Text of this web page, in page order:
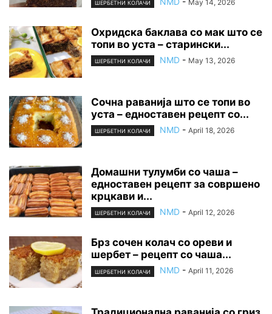
ШЕРБЕТНИ КОЛАЧИ May 14, 2026
Охридска баклава со мак што се
топи во уста – старински...
ШЕРБЕТНИ КОЛАЧИ NMD - May 13, 2026
Сочна раванија што се топи во
уста – едноставен рецепт со...
ШЕРБЕТНИ КОЛАЧИ NMD - April 18, 2026
Домашни тулумби со чаша –
едноставен рецепт за совршено
крцкави и...
ШЕРБЕТНИ КОЛАЧИ NMD - April 12, 2026
Брз сочен колач со ореви и
шербет – рецепт со чаша...
ШЕРБЕТНИ КОЛАЧИ NMD - April 11, 2026